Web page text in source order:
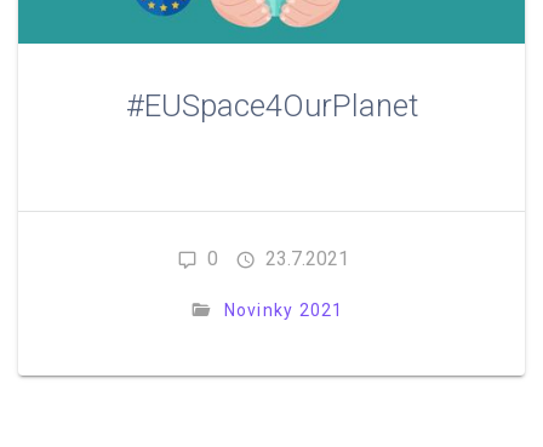
#EUSpace4OurPlanet
0 23.7.2021
Novinky 2021